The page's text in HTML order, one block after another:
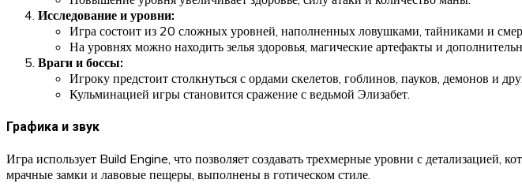
Исследование и уровни:
Игра состоит из 20 сложных уровней, наполненных ловушками, тайниками и
На уровнях можно находить зелья здоровья, магические артефакты и
Враги и боссы:
Игроку предстоит столкнуться с ордами скелетов, гоблинов, пауков, демонов и
Кульминацией игры становится сражение с ведьмой Элизабет.
Графика и звук
Игра использует Build Engine, что позволяет создавать трехмерные уровни с детализацией,
мрачные замки и лавовые пещеры, выполнены в готическом стиле.